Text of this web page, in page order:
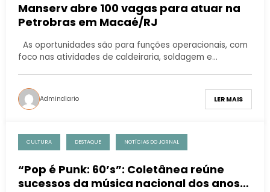
Manserv abre 100 vagas para atuar na
Petrobras em Macaé/RJ
As oportunidades são para funções operacionais, com
foco nas atividades de caldeiraria, soldagem e…
Admindiario LER MAIS
CULTURA DESTAQUE NOTÍCIAS DO JORNAL
“Pop é Punk: 60’s”: Coletânea reúne
sucessos da música nacional dos anos